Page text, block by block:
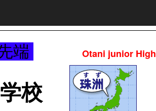
端 Otani junior High
学校